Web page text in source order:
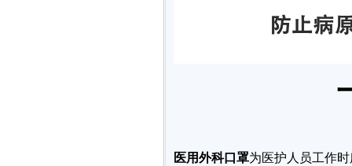
医用外科口罩为医护人员工作